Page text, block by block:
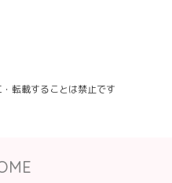
転載することは禁止です